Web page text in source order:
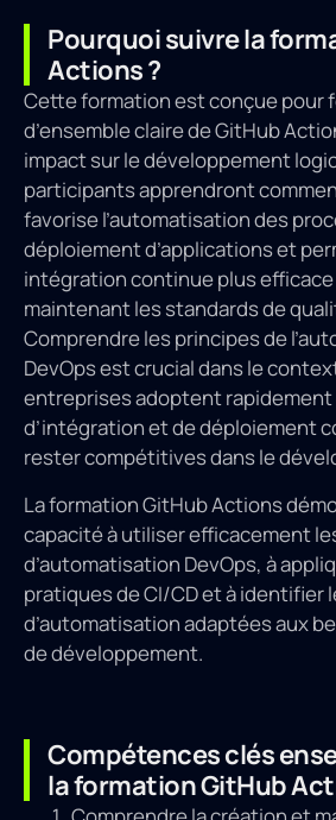
Pourquoi suivre la
Actions ?
Cette formation est conçue pour
d’ensemble claire de GitHub
impact sur le développement
participants apprendront
favorise l’automatisation des
déploiement d’applications et
intégration continue plus
maintenant les standards de
Comprendre les principes de
DevOps est crucial dans le
entreprises adoptent
d’intégration et de déploiement
rester compétitives dans le
La formation GitHub Actions
capacité à utiliser efficacement
d’automatisation DevOps, à
pratiques de CI/CD et à identifier
d’automatisation adaptées aux
de développement.
Compétences clés
la formation GitHub